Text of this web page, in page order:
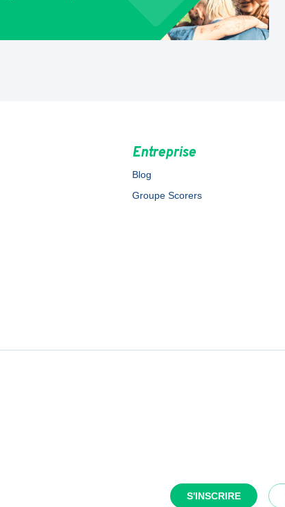
S'INSCRIRE
Entreprise
Blog
Groupe Scorers